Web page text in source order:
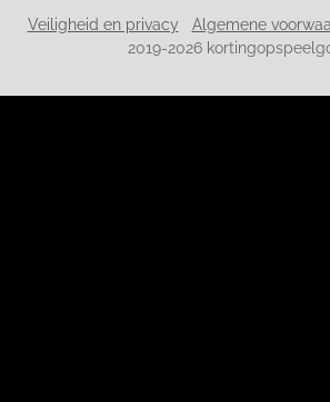
Veiligheid en privacy Algemene
2019-2026